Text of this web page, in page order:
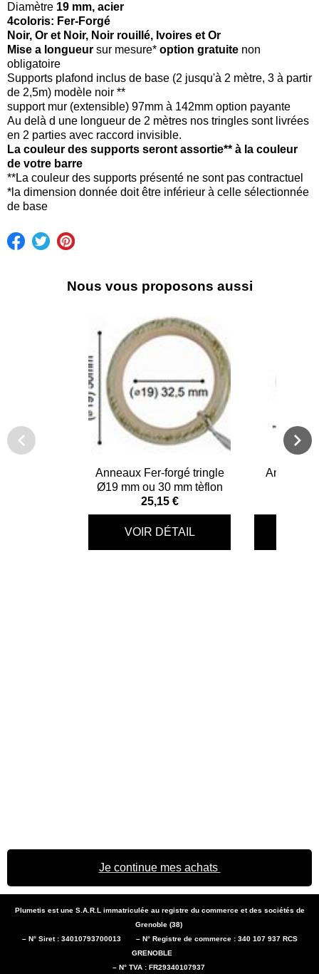
Diamètre 19 mm, acier
4coloris: Fer-Forgé
Noir, Or et Noir, Noir rouillé, Ivoires et Or
Mise a longueur sur mesure* option gratuite non
obligatoire
Supports plafond inclus de base (2 jusqu'à 2 mètre, 3 à partir
de 2,5m) modèle noir **
support mur (extensible) 97mm à 142mm option payante
Au delà d une longueur de 2 mètres nos tringles sont livrées
en 2 parties avec raccord invisible.
La couleur des supports seront assortie** à la couleur
de votre barre
**La couleur des supports présenté ne sont pas contractuel
*la dimension donnée doit être inférieur à celle sélectionnée
de base
Nous vous proposons aussi
Anneaux Fer-forgé tringle
Ø19 mm ou 30 mm tèflon
25,15 €
Anneaux
Je continue mes achats
Plumetis est une S.A.R.L immatriculée au registre du commerce et des sociétés de
Grenoble (38)
– N° Siret : 34010793700013 – N° Registre de commerce : 340 107 937 RCS
GRENOBLE
– N° TVA : FR29340107937